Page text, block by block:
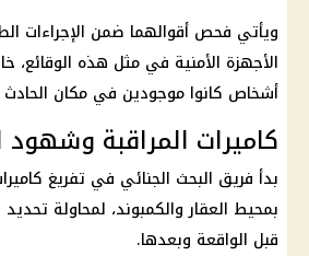
ويأتي فحص أقوالهما ضمن الإجراءات
الأجهزة الأمنية في مثل هذه الوقائع،
أشخاص كانوا موجودين في مكان
كاميرات المراقبة وشهود
بدأ فريق البحث الجنائي في تفريغ
بمحيط العقار والكمبوند، لمحاولة
قبل الواقعة وبعدها.